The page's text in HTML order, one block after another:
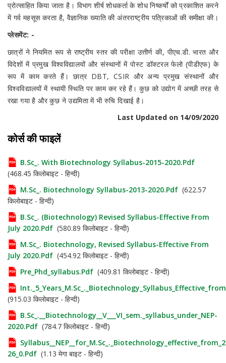
प्रोत्साहित किया जाता है। विभाग शीर्ष शोधकर्ता के शोध निष्कर्षों को प्रकाशित करने
में गर्व महसूस करता है, वैज्ञानिक ख्याति की अंतरराष्ट्रीय पत्रिकाओं की समीक्षा की।
प्लेसमेंट: -
छात्रों ने नियमित रूप से राष्ट्रीय स्तर की परीक्षा उत्तीर्ण की, पीएच.डी. भारत और
विदेशों में प्रमुख विश्वविद्यालयों और संस्थानों में पोस्ट डॉक्टरल फेलो (पीडीएफ) के
रूप में काम करते हैं। छात्र DBT, CSIR और अन्य प्रमुख संस्थानों और
विश्वविद्यालयों में स्थायी स्थिति पर काम कर रहे हैं। कुछ को उद्योग में अच्छी तरह से
रखा गया है और कुछ ने उद्यमिता में भी रुचि दिखाई है।
Last Updated on 14/09/2020
कोर्स की फाइलें
B.Sc_. With Biotechnology Syllabus-2015-2020.pdf
(468.45 किलोबाइट - हिन्दी)
M.Sc_. Biotechnology Syllabus-2013-2020.pdf (622.57
किलोबाइट - हिन्दी)
B.Sc_. (Biotechnology) Revised Syllabus-Effective From
July 2020.pdf (580.89 किलोबाइट - हिन्दी)
M.Sc_. Biotechnology, Revised Syllabus-Effective From
July 2020.pdf (454.92 किलोबाइट - हिन्दी)
Pre_Phd_syllabus.pdf (409.81 किलोबाइट - हिन्दी)
(915.03 किलोबाइट - हिन्दी)
B.Sc_.__Biotechnology__V___VI_sem._syllabus_under_NEP-
2020.pdf (784.7 किलोबाइट - हिन्दी)
26_0.pdf (1.13 मेगा बाइट - हिन्दी)